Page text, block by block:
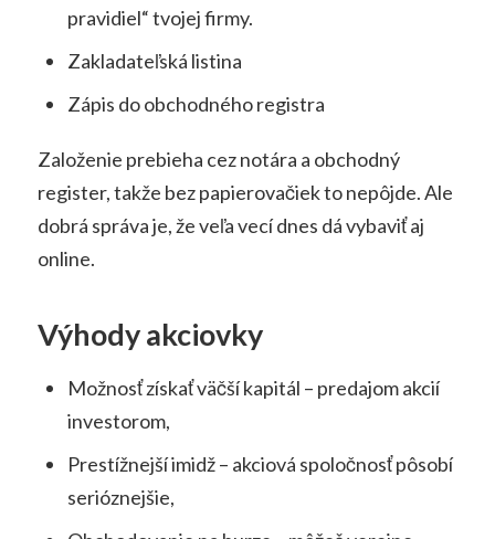
pravidiel“ tvojej firmy.
Zakladateľská listina
Zápis do obchodného registra
Založenie prebieha cez notára a obchodný
register, takže bez papierovačiek to nepôjde. Ale
dobrá správa je, že veľa vecí dnes dá vybaviť aj
online.
Výhody akciovky
Možnosť získať väčší kapitál – predajom akcií
investorom,
Prestížnejší imidž – akciová spoločnosť pôsobí
serióznejšie,